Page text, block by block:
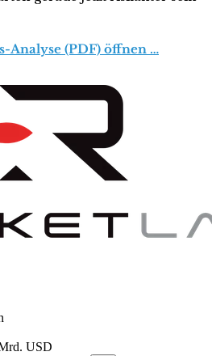
Analyse (PDF) öffnen …
USD